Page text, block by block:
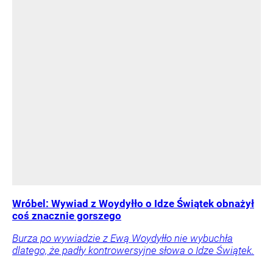
Wróbel: Wywiad z Woydyłło o Idze Świątek obnażył
coś znacznie gorszego
Burza po wywiadzie z Ewą Woydyłło nie wybuchła
dlatego, że padły kontrowersyjne słowa o Idze Świątek.